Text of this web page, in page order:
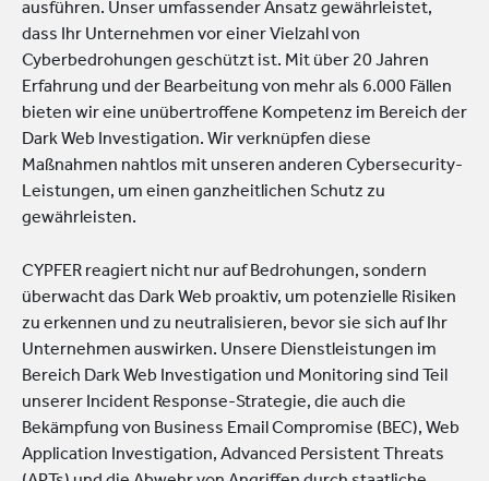
ausführen. Unser umfassender Ansatz gewährleistet,
dass Ihr Unternehmen vor einer Vielzahl von
Cyberbedrohungen geschützt ist. Mit über 20 Jahren
Erfahrung und der Bearbeitung von mehr als 6.000 Fällen
bieten wir eine unübertroffene Kompetenz im Bereich der
Dark Web Investigation. Wir verknüpfen diese
Maßnahmen nahtlos mit unseren anderen Cybersecurity-
Leistungen, um einen ganzheitlichen Schutz zu
gewährleisten.
CYPFER reagiert nicht nur auf Bedrohungen, sondern
überwacht das Dark Web proaktiv, um potenzielle Risiken
zu erkennen und zu neutralisieren, bevor sie sich auf Ihr
Unternehmen auswirken. Unsere Dienstleistungen im
Bereich Dark Web Investigation und Monitoring sind Teil
unserer Incident Response-Strategie, die auch die
Bekämpfung von Business Email Compromise (BEC), Web
Application Investigation, Advanced Persistent Threats